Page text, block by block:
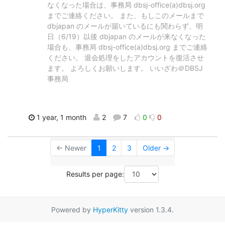
なくなった場合は、事務局 dbsj-office(a)dbsj.org
までご連絡ください。 また、もしこのメールまで
dbjapan のメールが届いているにも関わらず、明
日（6/19）以後 dbjapan のメールが来なくなった
場合も、事務局 dbsj-office(a)dbsj.org までご連絡
ください。 退会処理をしたアカウントを復活させ
ます。 よろしくお願いします。 いいざわ＠DBSJ
事務局
1 year, 1 month 2 7 0 0
← Newer 1 2 3 Older →
Results per page:
Powered by HyperKitty version 1.3.4.